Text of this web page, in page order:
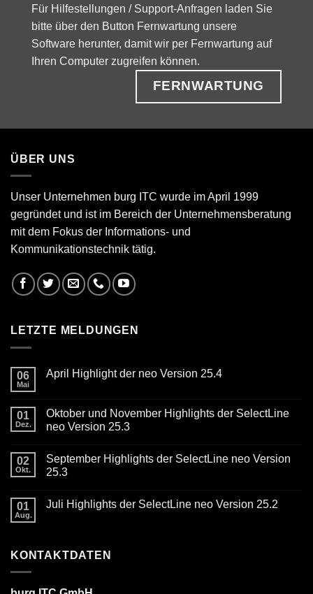
Für Hilfestellungen / Support-Anfragen laden Sie
bitte über den Button Fernwartung unsere
Software herunter, damit wir per Fernwartung auf
Ihren Computer zugreifen können.
FERNWARTUNG
ÜBER UNS
Unser Unternehmen burg ITC wurde im April 1999
gegründet und ist im Bereich der Unternehmensberatung
mit dem Fokus der Informations- und
Kommunikationstechnik tätig.
LETZTE MELDUNGEN
06
Mai
April Highlight der neo Version 25.4
April
Highlight
der
25.4
01
Dez.
Oktober und November Highlights der SelectLine
neo Version 25.3
zu
Oktober
und
der
SelectLine
02
Okt.
September Highlights der SelectLine neo Version
25.3
zu
September
neo
Version
01
Aug.
Juli Highlights der SelectLine neo Version 25.2
Highlights
Version
KONTAKTDATEN